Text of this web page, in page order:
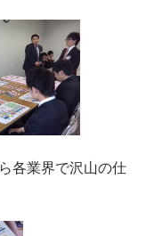
各業界で沢山の仕